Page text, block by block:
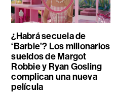
¿Habrá secuela de
‘Barbie’? Los millonarios
sueldos de Margot
Robbie y Ryan Gosling
complican una nueva
película